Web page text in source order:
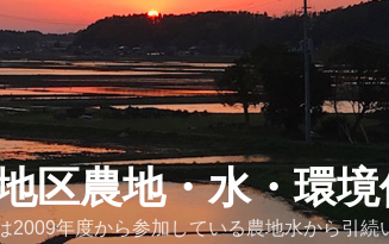
区農地・水・環境
2009年度から参加している農地水から引